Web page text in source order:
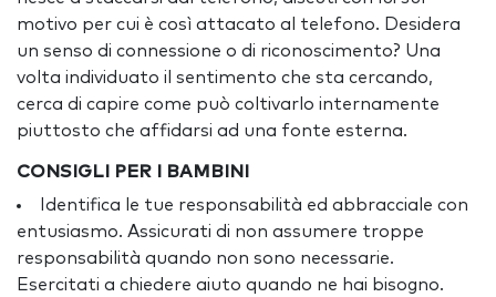
motivo per cui è così attacato al telefono. Desidera
un senso di connessione o di riconoscimento? Una
volta individuato il sentimento che sta cercando,
cerca di capire come può coltivarlo internamente
piuttosto che affidarsi ad una fonte esterna.
CONSIGLI PER I BAMBINI
Identifica le tue responsabilità ed abbracciale con
entusiasmo. Assicurati di non assumere troppe
responsabilità quando non sono necessarie.
Esercitati a chiedere aiuto quando ne hai bisogno.